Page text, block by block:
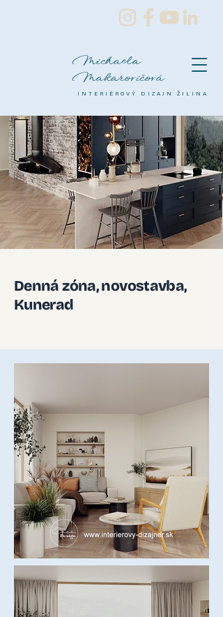
Michaela
Makarovičová
INTERIÉROVÝ DIZAJN ŽILINA
Denná zóna, novostavba,
Kunerad